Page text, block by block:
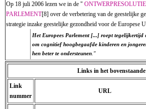
Op 18 juli 2006 lezen we in de "
PARLEMENT[8] over de verbetering van de geestelijke
strategie inzake geestelijke gezondheid voor de Europese
Het Europees Parlement [...] roept tegelijkertijd
om cognitief hoogbegaafde kinderen en
hen beter te ondersteunen."
Links in het
Link
nummer
URL